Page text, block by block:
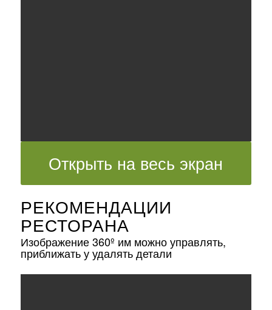
Открыть на весь экран
РЕКОМЕНДАЦИИ
РЕСТОРАНА
Изображение 360º им можно управлять,
приближать у удалять детали